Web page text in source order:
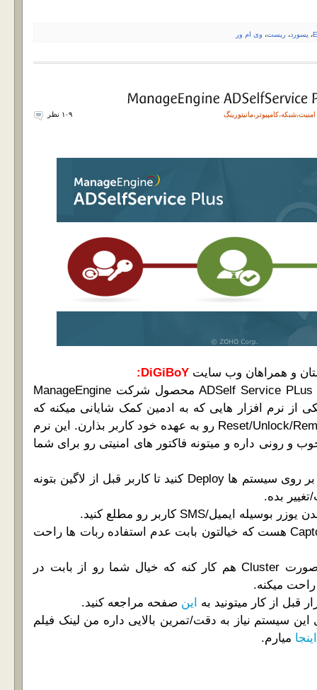
، پسورد، ریست، وی ام ور
امنیت،شبکه،کامپیوتر ،مانیتورینگ ۱۰۹ نظر
و همراهان وب سایت DiGiBoY:
با نرم افزار بروز شده ADSelf Service PLus محصول شرکت ManageEngine
نرم افزار هایی که به ادمین کمک شایانی میکنه که
مسئولیت Reset/Unlock/Remote 2FA/MFA رو به عهده خود کاربر بذارن. این نرم
و رونی داره و میتونه فاکتور های امنیتی رو برای شما
میتونید Agent برنامه رو بر روی سیستم ها Deploy کنید تا کاربر قبل از لاگین بتونه
بده.
تمامی مراحل حاوی Captcha هست که خیالتون بابت عدم استفاده ربات ها راحت
این محصول میتونه به صورت Cluster هم کار کنه که خیال شما رو از بابت در
میکنه.
قبل از کار میتونید به
این صفحه مراجعه کنید.
این سیستم نیاز به دقت/تمرین بالایی داره من لینک فیلم
اینجا میارم.